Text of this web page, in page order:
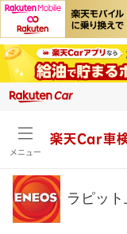
メニュー
楽天Car車
ラピッ